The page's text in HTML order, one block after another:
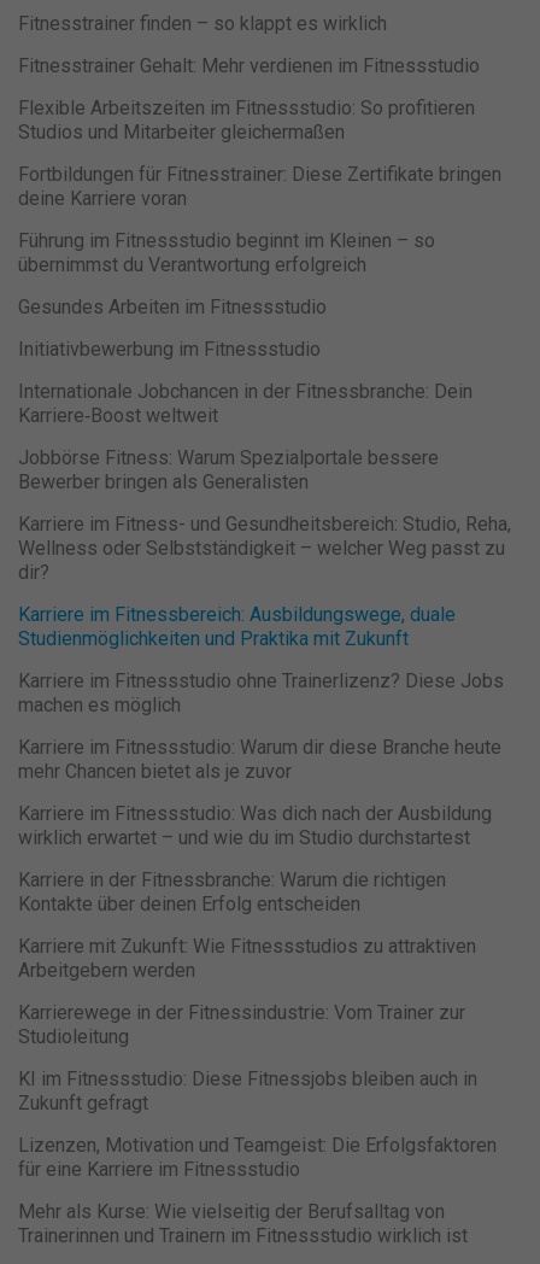
Fitnesstrainer finden – so klappt es wirklich
Fitnesstrainer Gehalt: Mehr verdienen im Fitnessstudio
Flexible Arbeitszeiten im Fitnessstudio: So profitieren
Studios und Mitarbeiter gleichermaßen
Fortbildungen für Fitnesstrainer: Diese Zertifikate bringen
deine Karriere voran
Führung im Fitnessstudio beginnt im Kleinen – so
übernimmst du Verantwortung erfolgreich
Gesundes Arbeiten im Fitnessstudio
Initiativbewerbung im Fitnessstudio
Internationale Jobchancen in der Fitnessbranche: Dein
Karriere‑Boost weltweit
Jobbörse Fitness: Warum Spezialportale bessere
Bewerber bringen als Generalisten
Karriere im Fitness- und Gesundheitsbereich: Studio, Reha,
Wellness oder Selbstständigkeit – welcher Weg passt zu
dir?
Karriere im Fitnessbereich: Ausbildungswege, duale
Studienmöglichkeiten und Praktika mit Zukunft
Karriere im Fitnessstudio ohne Trainerlizenz? Diese Jobs
machen es möglich
Karriere im Fitnessstudio: Warum dir diese Branche heute
mehr Chancen bietet als je zuvor
Karriere im Fitnessstudio: Was dich nach der Ausbildung
wirklich erwartet – und wie du im Studio durchstartest
Karriere in der Fitnessbranche: Warum die richtigen
Kontakte über deinen Erfolg entscheiden
Karriere mit Zukunft: Wie Fitnessstudios zu attraktiven
Arbeitgebern werden
Karrierewege in der Fitnessindustrie: Vom Trainer zur
Studioleitung
KI im Fitnessstudio: Diese Fitnessjobs bleiben auch in
Zukunft gefragt
Lizenzen, Motivation und Teamgeist: Die Erfolgsfaktoren
für eine Karriere im Fitnessstudio
Mehr als Kurse: Wie vielseitig der Berufsalltag von
Trainerinnen und Trainern im Fitnessstudio wirklich ist